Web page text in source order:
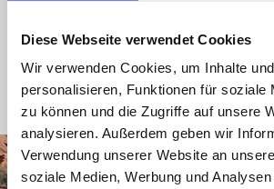
Diese Webseite verwendet Cookies
Wir verwenden Cookies, um Inhalte
personalisieren, Funktionen für soziale
zu können und die Zugriffe auf unsere
analysieren. Außerdem geben wir
Verwendung unserer Website an
soziale Medien, Werbung und